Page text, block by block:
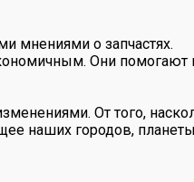
мнениями о запчастях.
Они помогают
От того,
наших городов,